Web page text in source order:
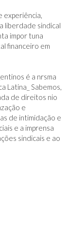
experiência,
liberdade sindical
impor tuna
financeiro em
é a nrsma
Latina_ Sabemos,
de direitos nio
e
de intimidação e
e a imprensa
sindicais e ao